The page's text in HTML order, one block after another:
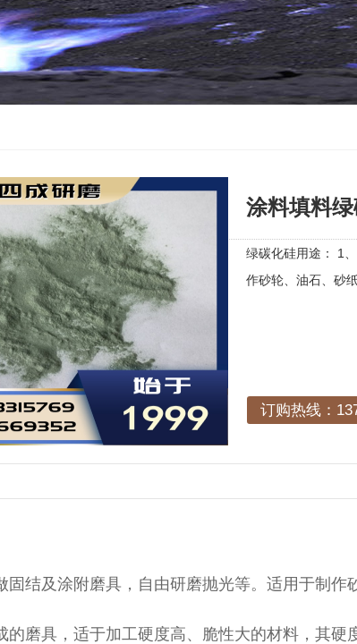
涂料填料
绿碳化硅用途： 1
作砂轮、油石、砂
订购热线：
结及涂附磨具，自由研磨抛光等。适用于制作
磨具，适于加工硬度高、脆性大的材料，其硬